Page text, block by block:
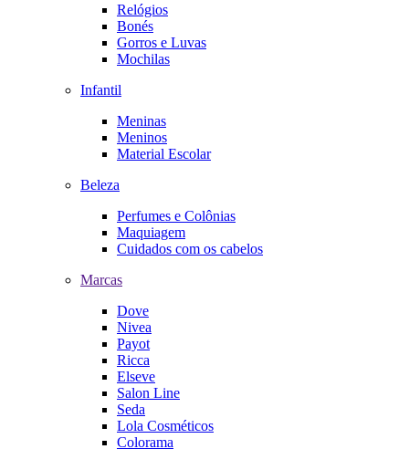
Relógios
Bonés
Gorros e Luvas
Mochilas
Infantil
Meninas
Meninos
Material Escolar
Beleza
Perfumes e Colônias
Maquiagem
Cuidados com os cabelos
Marcas
Dove
Nivea
Payot
Ricca
Elseve
Salon Line
Seda
Lola Cosméticos
Colorama